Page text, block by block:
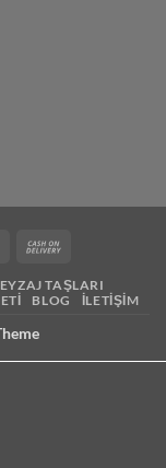
TAŞLARI
BLOG İLETIŞIM